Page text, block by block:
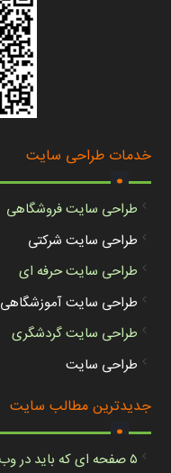
خدمات طراحی سایت
.
طراحی سایت فروشگاهی
طراحی سایت شرکتی
طراحی سایت حرفه ای
طراحی سایت آموزشگاهی
طراحی سایت گردشگری
طراحی سایت
جدیدترین مطالب سایت
.
۵ صفحه ای که باید در وب سایت صنعتی خود طراحی کنید